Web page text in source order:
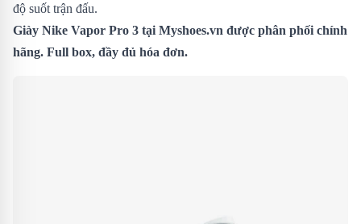
độ suốt trận đấu.
Giày Nike Vapor Pro 3 tại Myshoes.vn được phân phối chính
hãng. Full box, đầy đủ hóa đơn.